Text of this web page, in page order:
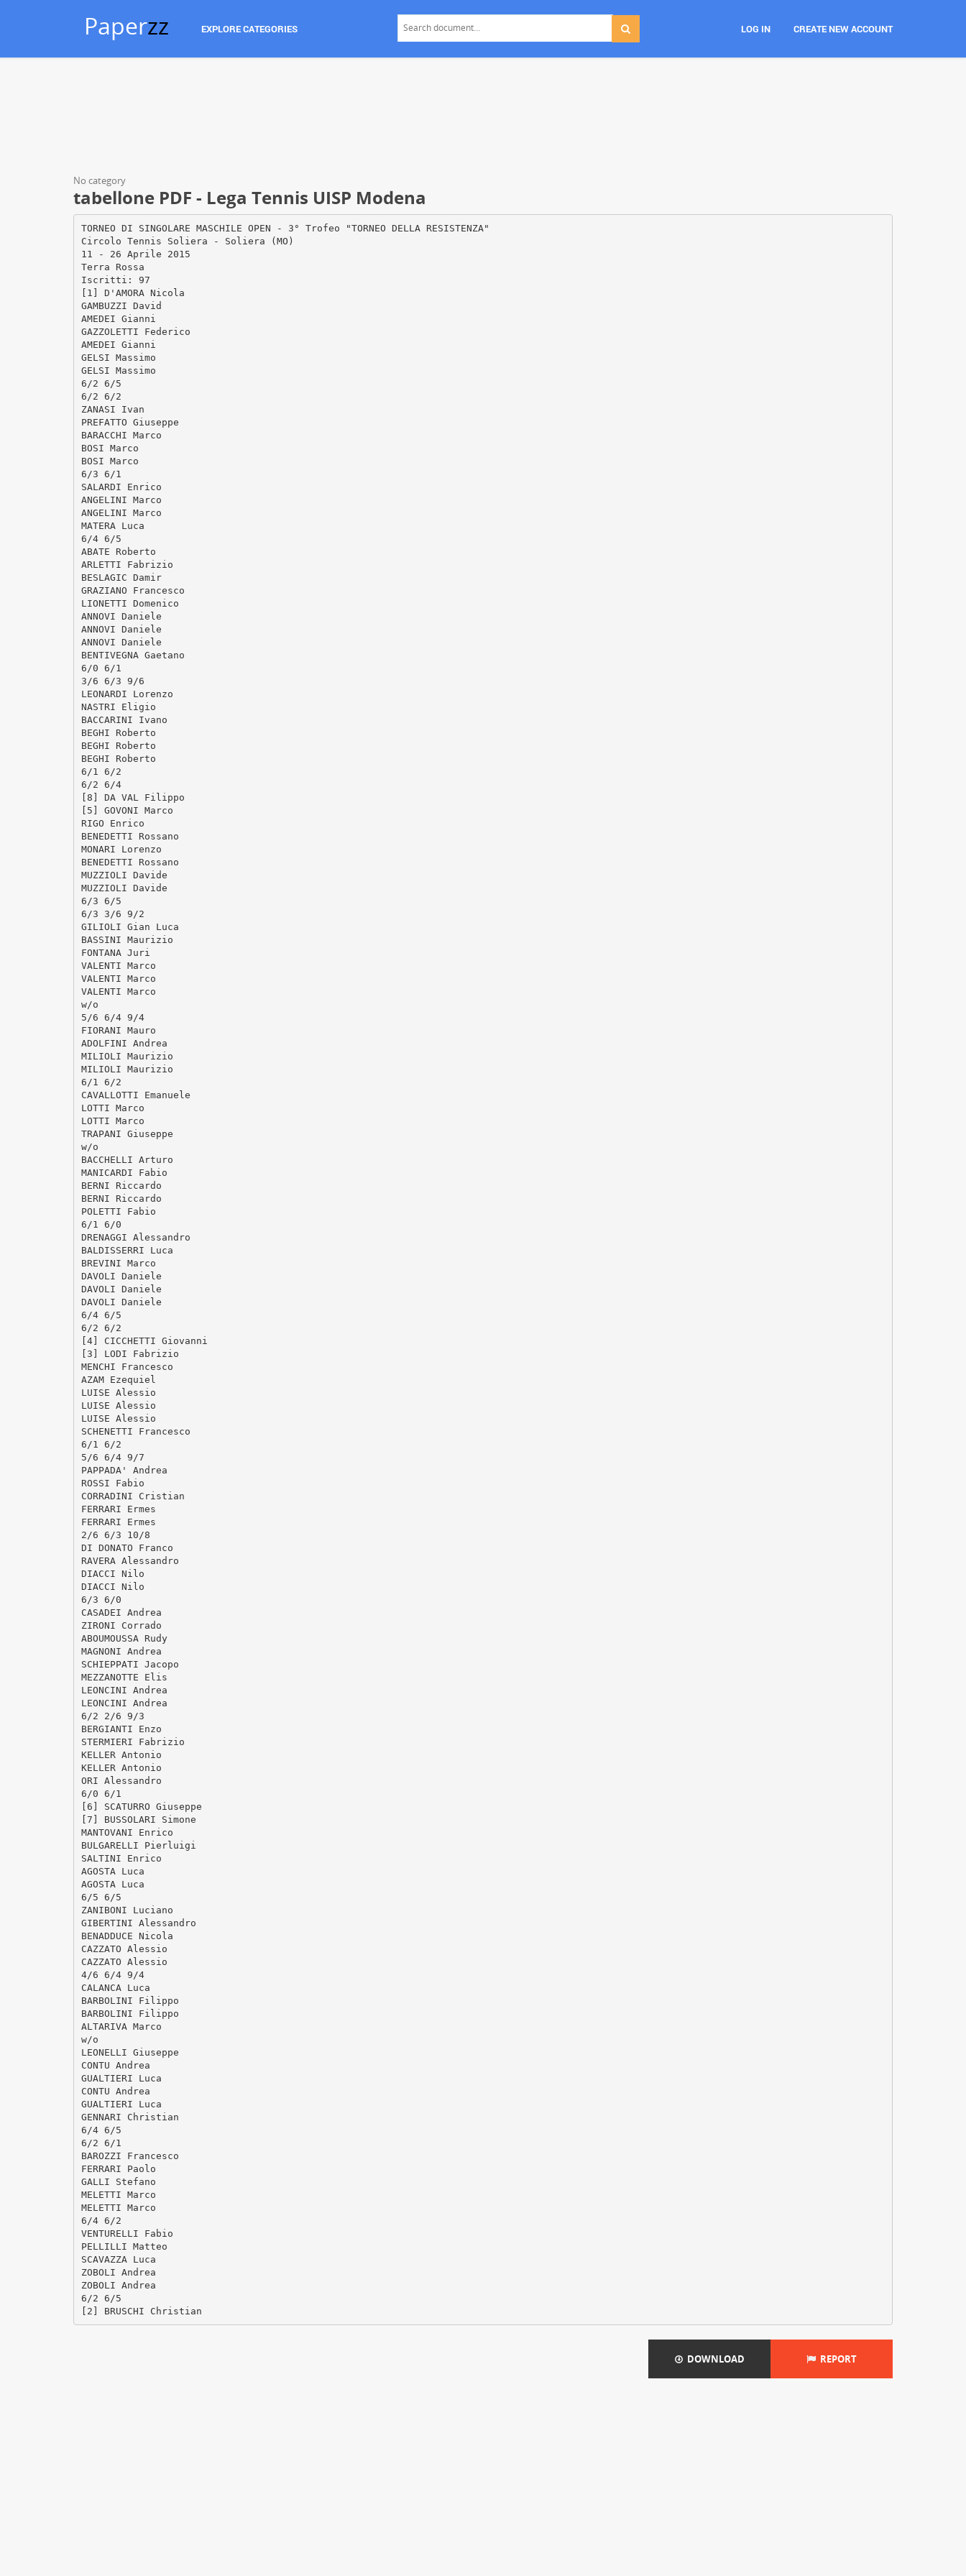
Paperzz EXPLORE CATEGORIES LOG IN CREATE NEW ACCOUNT
No category
tabellone PDF - Lega Tennis UISP Modena
TORNEO DI SINGOLARE MASCHILE OPEN - 3° Trofeo "TORNEO DELLA RESISTENZA"
Circolo Tennis Soliera - Soliera (MO)
11 - 26 Aprile 2015
Terra Rossa
Iscritti: 97
[1] D'AMORA Nicola
GAMBUZZI David
AMEDEI Gianni
GAZZOLETTI Federico
AMEDEI Gianni
GELSI Massimo
GELSI Massimo
6/2 6/5
6/2 6/2
ZANASI Ivan
PREFATTO Giuseppe
BARACCHI Marco
BOSI Marco
BOSI Marco
6/3 6/1
SALARDI Enrico
ANGELINI Marco
ANGELINI Marco
MATERA Luca
6/4 6/5
ABATE Roberto
ARLETTI Fabrizio
BESLAGIC Damir
GRAZIANO Francesco
LIONETTI Domenico
ANNOVI Daniele
ANNOVI Daniele
ANNOVI Daniele
BENTIVEGNA Gaetano
6/0 6/1
3/6 6/3 9/6
LEONARDI Lorenzo
NASTRI Eligio
BACCARINI Ivano
BEGHI Roberto
BEGHI Roberto
BEGHI Roberto
6/1 6/2
6/2 6/4
[8] DA VAL Filippo
[5] GOVONI Marco
RIGO Enrico
BENEDETTI Rossano
MONARI Lorenzo
BENEDETTI Rossano
MUZZIOLI Davide
MUZZIOLI Davide
6/3 6/5
6/3 3/6 9/2
GILIOLI Gian Luca
BASSINI Maurizio
FONTANA Juri
VALENTI Marco
VALENTI Marco
VALENTI Marco
w/o
5/6 6/4 9/4
FIORANI Mauro
ADOLFINI Andrea
MILIOLI Maurizio
MILIOLI Maurizio
6/1 6/2
CAVALLOTTI Emanuele
LOTTI Marco
LOTTI Marco
TRAPANI Giuseppe
w/o
BACCHELLI Arturo
MANICARDI Fabio
BERNI Riccardo
BERNI Riccardo
POLETTI Fabio
6/1 6/0
DRENAGGI Alessandro
BALDISSERRI Luca
BREVINI Marco
DAVOLI Daniele
DAVOLI Daniele
DAVOLI Daniele
6/4 6/5
6/2 6/2
[4] CICCHETTI Giovanni
[3] LODI Fabrizio
MENCHI Francesco
AZAM Ezequiel
LUISE Alessio
LUISE Alessio
LUISE Alessio
SCHENETTI Francesco
6/1 6/2
5/6 6/4 9/7
PAPPADA' Andrea
ROSSI Fabio
CORRADINI Cristian
FERRARI Ermes
FERRARI Ermes
2/6 6/3 10/8
DI DONATO Franco
RAVERA Alessandro
DIACCI Nilo
DIACCI Nilo
6/3 6/0
CASADEI Andrea
ZIRONI Corrado
ABOUMOUSSA Rudy
MAGNONI Andrea
SCHIEPPATI Jacopo
MEZZANOTTE Elis
LEONCINI Andrea
LEONCINI Andrea
6/2 2/6 9/3
BERGIANTI Enzo
STERMIERI Fabrizio
KELLER Antonio
KELLER Antonio
ORI Alessandro
6/0 6/1
[6] SCATURRO Giuseppe
[7] BUSSOLARI Simone
MANTOVANI Enrico
BULGARELLI Pierluigi
SALTINI Enrico
AGOSTA Luca
AGOSTA Luca
6/5 6/5
ZANIBONI Luciano
GIBERTINI Alessandro
BENADDUCE Nicola
CAZZATO Alessio
CAZZATO Alessio
4/6 6/4 9/4
CALANCA Luca
BARBOLINI Filippo
BARBOLINI Filippo
ALTARIVA Marco
w/o
LEONELLI Giuseppe
CONTU Andrea
GUALTIERI Luca
CONTU Andrea
GUALTIERI Luca
GENNARI Christian
6/4 6/5
6/2 6/1
BAROZZI Francesco
FERRARI Paolo
GALLI Stefano
MELETTI Marco
MELETTI Marco
6/4 6/2
VENTURELLI Fabio
PELLILLI Matteo
SCAVAZZA Luca
ZOBOLI Andrea
ZOBOLI Andrea
6/2 6/5
DOWNLOAD REPORT